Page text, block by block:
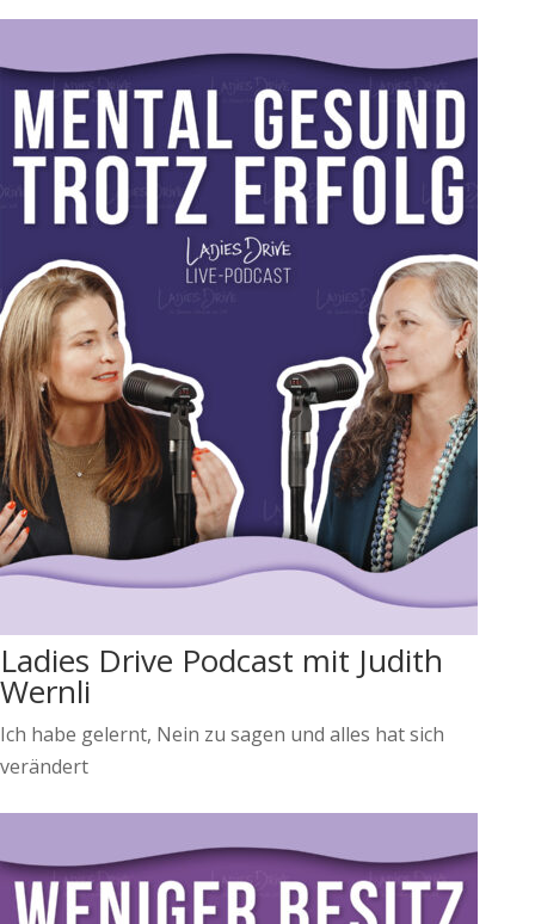
Ladies Drive Podcast mit Judith
Wernli
Ich habe gelernt, Nein zu sagen und alles hat sich
verändert